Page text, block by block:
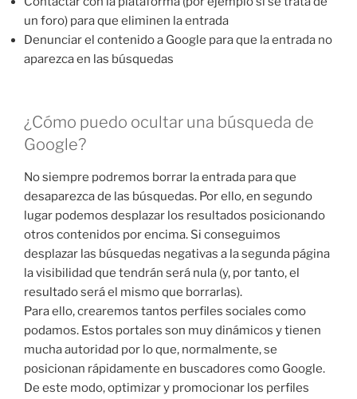
un foro) para que eliminen la entrada
Denunciar el contenido a Google para que la entrada no
aparezca en las búsquedas
¿Cómo puedo ocultar una búsqueda de
Google?
No siempre podremos borrar la entrada para que
desaparezca de las búsquedas. Por ello, en segundo
lugar podemos desplazar los resultados posicionando
otros contenidos por encima. Si conseguimos
desplazar las búsquedas negativas a la segunda página
la visibilidad que tendrán será nula (y, por tanto, el
resultado será el mismo que borrarlas).
Para ello, crearemos tantos perfiles sociales como
podamos. Estos portales son muy dinámicos y tienen
mucha autoridad por lo que, normalmente, se
posicionan rápidamente en buscadores como Google.
De este modo, optimizar y promocionar los perfiles